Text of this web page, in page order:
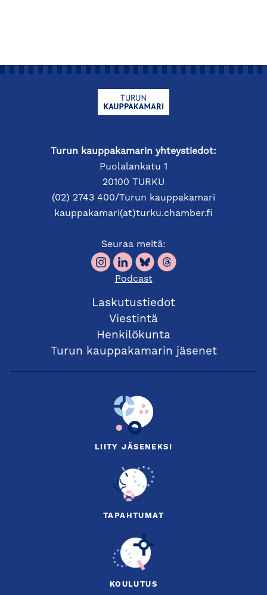
Turun kauppakamarin yhteystiedot:
Puolalankatu 1
20100 TURKU
(02) 2743 400/Turun kauppakamari
kauppakamari(at)turku.chamber.fi
Seuraa meitä:
Podcast
Laskutustiedot
Viestintä
Henkilökunta
Turun kauppakamarin jäsenet
LIITY JÄSENEKSI
TAPAHTUMAT
KOULUTUS